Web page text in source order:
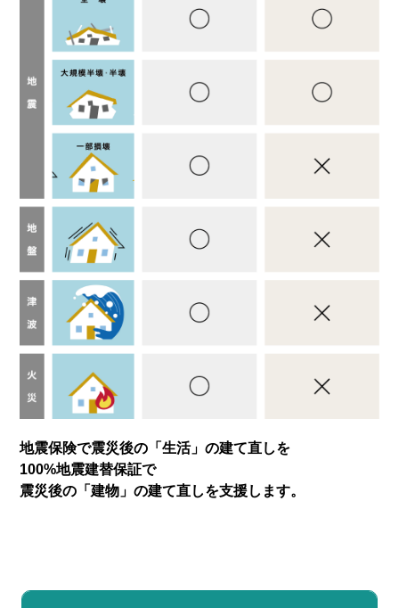
地震保険で震災後の「生活」の建て直しを
100%地震建替保証で
震災後の「建物」の建て直しを支援します。